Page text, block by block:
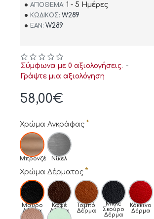
ΑΠΌΘΕΜΑ: 1 - 5 Ημέρες
ΚΩΔΙΚΌΣ: W289
EAN: W289
Σύμφωνα με 0 αξιολογήσεις. -
Γράψτε μια αξιολόγηση
58,00€
Χρώμα Αγκράφας
Μπρονζέ Νίκελ
Χρώμα Δέρματος
Μαύρο
Δέρμα
Καφέ
Δέρμα
Ταμπά
Δέρμα
Μπλε
Σκούρο
Δέρμα
Κόκκινο
Δέρμα